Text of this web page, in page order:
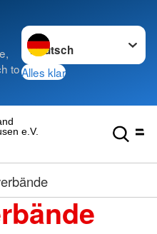
to
Sprache wechseln zu
Alles klar
e.V.